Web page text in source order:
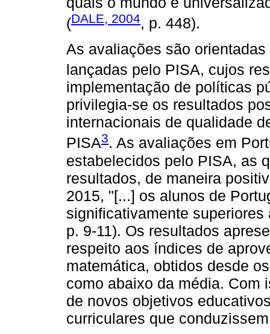
(DALE, 2004, p. 448).
As avaliações são
lançadas pelo PISA, cujos
implementação de políticas
privilegia-se os resultados
internacionais de qualidade
PISA3. As avaliações em
estabelecidos pelo PISA, as
resultados, de maneira
2015, "[...] os alunos de
significativamente
p. 9-11). Os resultados
respeito aos índices de
matemática, obtidos desde
como abaixo da média. Com
de novos objetivos
curriculares que